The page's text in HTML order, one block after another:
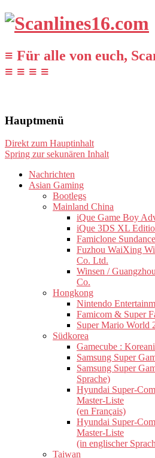
≡ Für alle von euch,
≡ ≡ ≡ ≡
Hauptmenü
Direkt zum Hauptinhalt
Spring zur sekunären Inhalt
Nachrichten
Asian Gaming
Bootlegs
Mainland China
iQue Game Boy
iQue 3DS XL
Famiclone
Fuzhou WaiXing
Co. Ltd.
Winsen /
Co.
Hongkong
Nintendo
Famicom & Super
Super Mario World
Südkorea
Gamecube :
Samsung Super
Samsung Super
Sprache)
Hyundai Super-
Master-Liste
(en Français)
Hyundai Super-
Master-Liste
(in englischer
Taiwan